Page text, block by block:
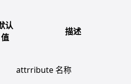
认
值
描述
attrribute 名称